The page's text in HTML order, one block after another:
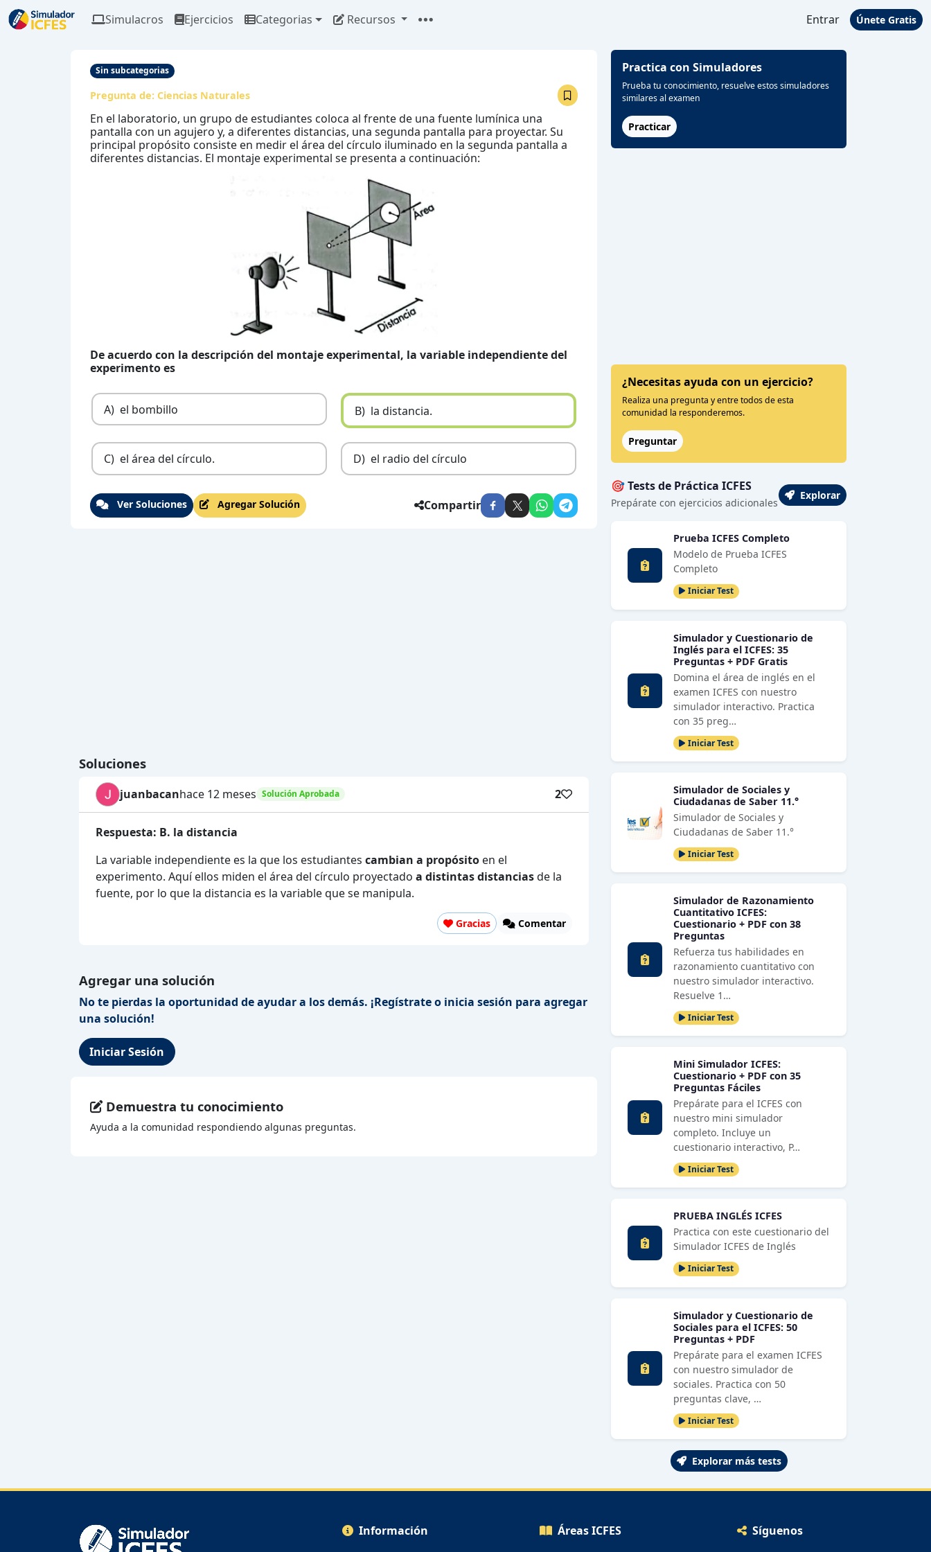
Simulacros Ejercicios Categorias Recursos Entrar Únete Gratis
Sin subcategorias
Pregunta de: Ciencias Naturales
En el laboratorio, un grupo de estudiantes coloca al frente de una fuente lumínica una
pantalla con un agujero y, a diferentes distancias, una segunda pantalla para proyectar. Su
principal propósito consiste en medir el área del círculo iluminado en la segunda pantalla a
diferentes distancias. El montaje experimental se presenta a continuación:
De acuerdo con la descripción del montaje experimental, la variable independiente del
experimento es
A) el bombillo B) la distancia.
C) el área del círculo. D) el radio del círculo
Ver Soluciones Agregar Solución Compartir
Soluciones
juanbacanhace 12 meses Solución Aprobada 2
Respuesta: B. la distancia
La variable independiente es la que los estudiantes cambian a propósito en el
experimento. Aquí ellos miden el área del círculo proyectado a distintas distanciasde la
fuente, por lo que la distancia es la variable que se manipula.
Gracias Comentar
Agregar una solución
No te pierdas la oportunidad de ayudar a los demás. ¡Regístrate o inicia sesión para agregar
una solución!
Iniciar Sesión
Demuestra tu conocimiento
Ayuda a la comunidad respondiendo algunas preguntas.
Practica con Simuladores
Prueba tu conocimiento, resuelve estos simuladores
similares al examen
Practicar
¿Necesitas ayuda con un ejercicio?
Realiza una pregunta y entre todos de esta
comunidad la responderemos.
Preguntar
🎯 Tests de Práctica ICFES
Prepárate con ejercicios adicionales
Explorar
Prueba ICFES Completo
Modelo de Prueba ICFES
Completo
Iniciar Test
Simulador y Cuestionario de
Inglés para el ICFES: 35
Preguntas + PDF Gratis
Domina el área de inglés en el
examen ICFES con nuestro
simulador interactivo. Practica
con 35 preg…
Iniciar Test
Simulador de Sociales y
Ciudadanas de Saber 11.°
Simulador de Sociales y
Ciudadanas de Saber 11.°
Iniciar Test
Simulador de Razonamiento
Cuantitativo ICFES:
Cuestionario + PDF con 38
Preguntas
Refuerza tus habilidades en
razonamiento cuantitativo con
nuestro simulador interactivo.
Resuelve 1…
Iniciar Test
Mini Simulador ICFES:
Cuestionario + PDF con 35
Preguntas Fáciles
Prepárate para el ICFES con
nuestro mini simulador
completo. Incluye un
cuestionario interactivo, P…
Iniciar Test
PRUEBA INGLÉS ICFES
Practica con este cuestionario del
Simulador ICFES de Inglés
Iniciar Test
Simulador y Cuestionario de
Sociales para el ICFES: 50
Preguntas + PDF
Prepárate para el examen ICFES
con nuestro simulador de
sociales. Practica con 50
preguntas clave, …
Iniciar Test
Explorar más tests
Información Áreas ICFES Síguenos